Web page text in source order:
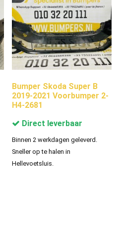
Bumper Skoda Super B
2019-2021 Voorbumper 2-
H4-2681
Direct leverbaar
Binnen 2 werkdagen geleverd.
Sneller op te halen in
Hellevoetsluis.